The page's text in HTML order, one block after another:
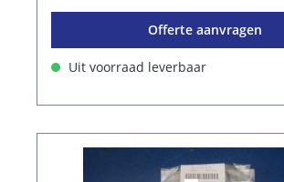
Offerte aanvragen
Uit voorraad leverbaar